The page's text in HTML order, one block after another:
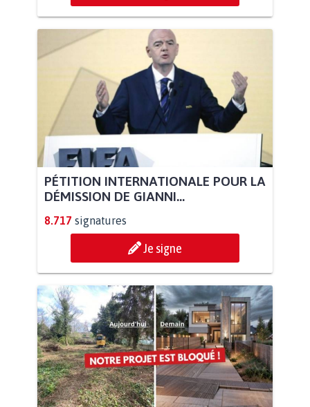
PÉTITION INTERNATIONALE POUR LA
DÉMISSION DE GIANNI...
8.717 signatures
Je signe